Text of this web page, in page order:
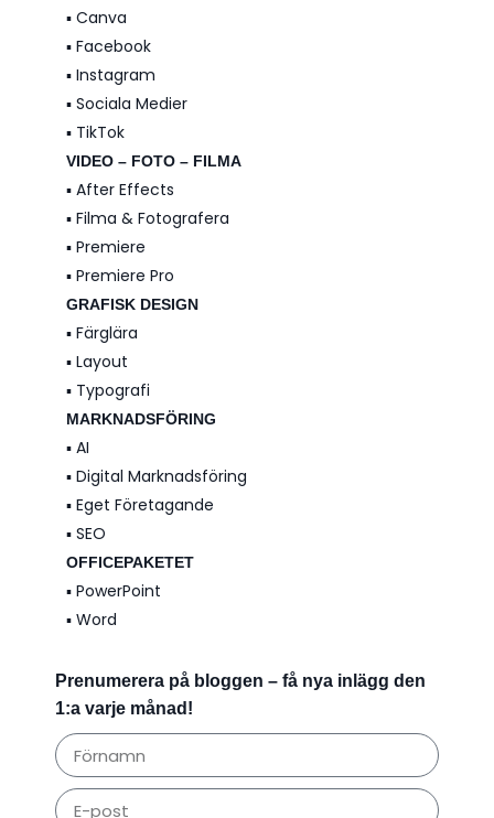
▪️ Canva
▪️ Facebook
▪️ Instagram
▪️ Sociala Medier
▪️ TikTok
VIDEO – FOTO – FILMA
▪️ After Effects
▪️ Filma & Fotografera
▪️ Premiere
▪️ Premiere Pro
GRAFISK DESIGN
▪️ Färglära
▪️ Layout
▪️ Typografi
MARKNADSFÖRING
▪️ AI
▪️ Digital Marknadsföring
▪️ Eget Företagande
▪️ SEO
OFFICEPAKETET
▪️ PowerPoint
▪️ Word
Prenumerera på bloggen – få nya inlägg den
1:a varje månad!